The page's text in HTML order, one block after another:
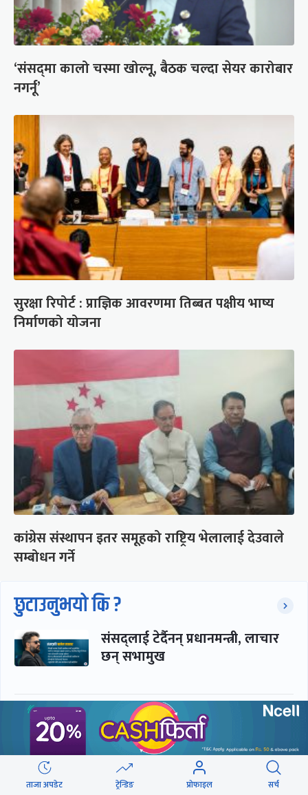
‘संसद्‍मा कालो चस्मा खोल्नू, बैठक चल्दा सेयर कारोबार
नगर्नू’
सुरक्षा रिपोर्ट : प्राज्ञिक आवरणमा तिब्बत पक्षीय भाष्य
निर्माणको योजना
कांग्रेस संस्थापन इतर समूहको राष्ट्रिय भेलालाई देउवाले
सम्बोधन गर्ने
छुटाउनुभयो कि ?
संसद्लाई टेर्दैनन् प्रधानमन्त्री, लाचार
छन् सभामुख
‘अस्थायी प्रकृतिको अध्यादेशले ऐनको
व्यवस्था विस्थापित गर्न सक्दैन’
सरकार-प्रसाईं लुकामारी : छिनमै
ताजा अपडेट ट्रेन्डिङ प्रोफाइल सर्च